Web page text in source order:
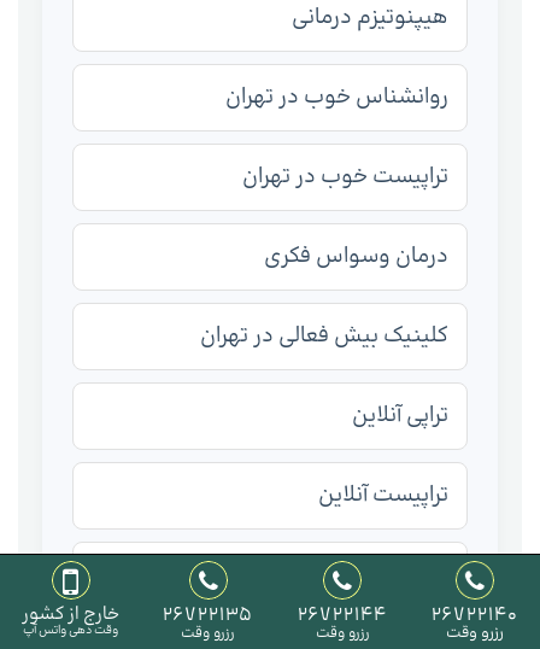
26722140
رزرو وقت
26722144
رزرو وقت
26722135
رزرو وقت
خارج از کشور
وقت دهی واتس آپ
هیپنوتیزم درمانی
روانشناس خوب در تهران
تراپیست خوب در تهران
درمان وسواس فکری
کلینیک بیش فعالی در تهران
تراپی آنلاین
تراپیست آنلاین
روانشناس آنلاین